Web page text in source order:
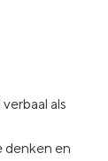
als
denken en